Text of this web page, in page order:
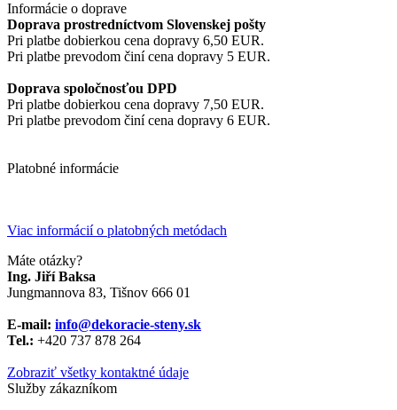
Informácie o doprave
Doprava prostredníctvom Slovenskej pošty
Pri platbe dobierkou cena dopravy 6,50 EUR.
Pri platbe prevodom činí cena dopravy 5 EUR.
Doprava spoločnosťou DPD
Pri platbe dobierkou cena dopravy 7,50 EUR.
Pri platbe prevodom činí cena dopravy 6 EUR.
Platobné informácie
Viac informácií o platobných metódach
Máte otázky?
Ing. Jiří Baksa
Jungmannova 83, Tišnov 666 01
E-mail: info@dekoracie-steny.sk
Tel.: +420 737 878 ​​264
Zobraziť všetky kontaktné údaje
Služby zákazníkom